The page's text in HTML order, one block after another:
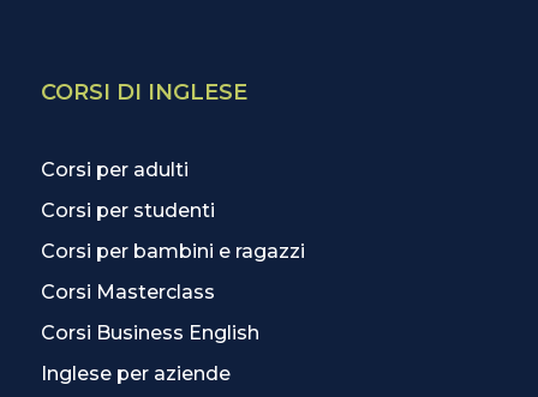
CORSI DI INGLESE
Corsi per adulti
Corsi per studenti
Corsi per bambini e ragazzi
Corsi Masterclass
Corsi Business English
Inglese per aziende